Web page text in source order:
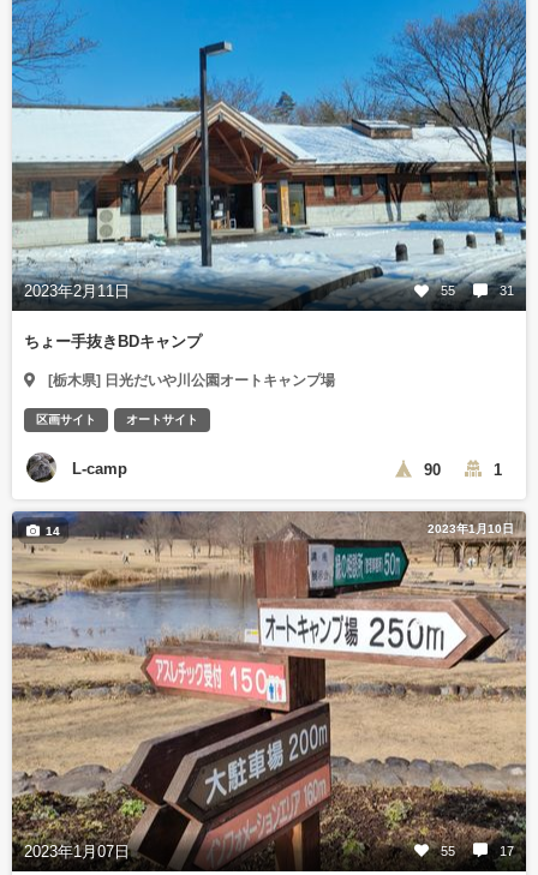
2023年2月11日 55 31
ちょー手抜きBDキャンプ
[栃木県] 日光だいや川公園オートキャンプ場
区画サイト オートサイト
L-camp 90 1
2023年1月10日
2023年1月07日 55 17
14